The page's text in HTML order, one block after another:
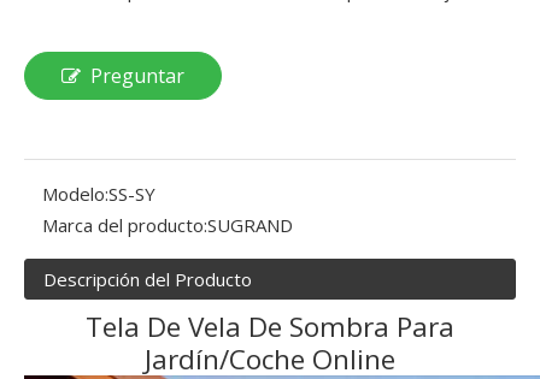
Preguntar
Modelo:SS-SY
Marca del producto:SUGRAND
Descripción del Producto
Tela De Vela De Sombra Para
Jardín/Coche Online